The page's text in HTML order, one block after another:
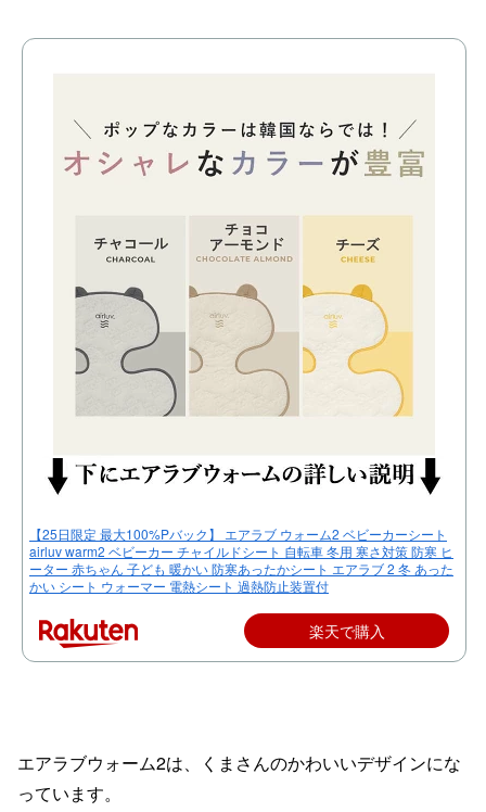
【25日限定 最大100%Pバック】 エアラブ ウォーム2 ベビーカーシート
airluv warm2 ベビーカー チャイルドシート 自転車 冬用 寒さ対策 防寒 ヒ
ーター 赤ちゃん 子ども 暖かい 防寒あったかシート エアラブ 2 冬 あった
かい シート ウォーマー 電熱シート 過熱防止装置付
楽天で購入
エアラブウォーム2は、くまさんのかわいいデザインにな
っています。